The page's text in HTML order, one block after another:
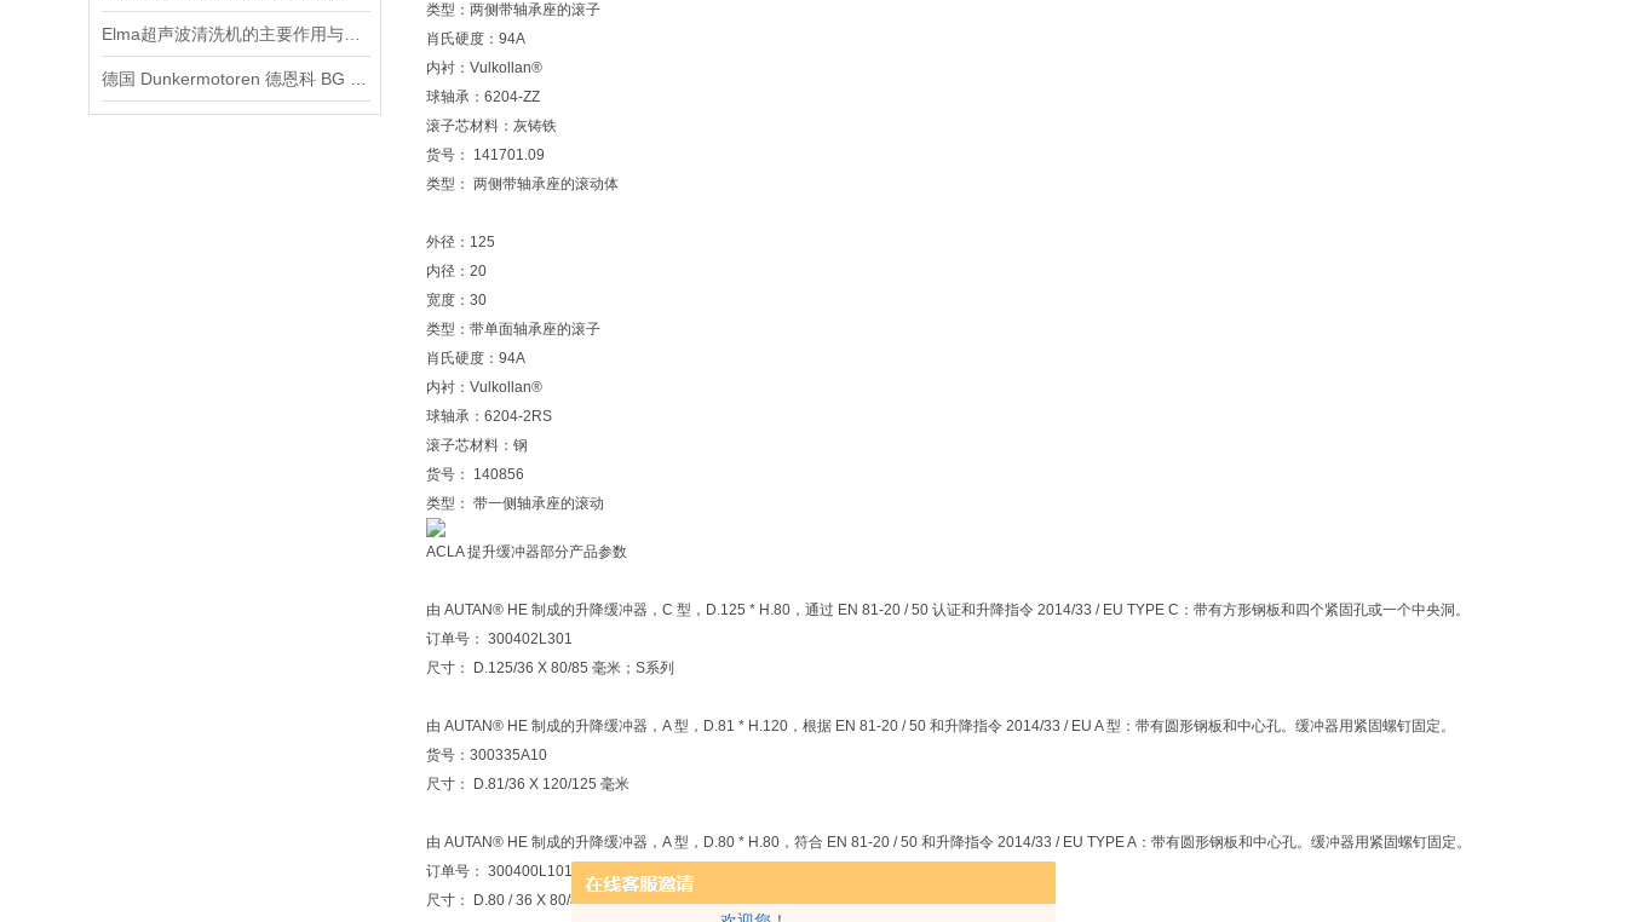
类型：两侧带轴承座的滚子
肖氏硬度：94A
内衬：Vulkollan®
球轴承：6204-ZZ
滚子芯材料：灰铸铁
货号： 141701.09
类型： 两侧带轴承座的滚动体
外径：125
内径：20
宽度：30
类型：带单面轴承座的滚子
肖氏硬度：94A
内衬：Vulkollan®
球轴承：6204-2RS
滚子芯材料：钢
货号： 140856
类型： 带一侧轴承座的滚动
ACLA 提升缓冲器部分产品参数
由 AUTAN® HE 制成的升降缓冲器，C 型，D.125 * H.80，通过 EN 81-20 / 50 认证和升降指令 2014/33 / EU TYPE C：带有方形钢板和四个紧固孔或一个中央洞。
订单号： 300402L301
尺寸： D.125/36 X 80/85 毫米；S系列
由 AUTAN® HE 制成的升降缓冲器，A 型，D.81 * H.120，根据 EN 81-20 / 50 和升降指令 2014/33 / EU A 型：带有圆形钢板和中心孔。缓冲器用紧固螺钉固定。
货号：300335A10
尺寸： D.81/36 X 120/125 毫米
由 AUTAN® HE 制成的升降缓冲器，A 型，D.80 * H.80，符合 EN 81-20 / 50 和升降指令 2014/33 / EU TYPE A：带有圆形钢板和中心孔。缓冲器用紧固螺钉固定。
订单号： 300400L101
尺寸： D.80 / 36 X 80/85 毫米；S系列